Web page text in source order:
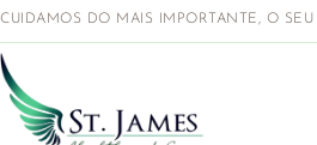
CUIDAMOS DO MAIS IMPORTANTE, O SEU